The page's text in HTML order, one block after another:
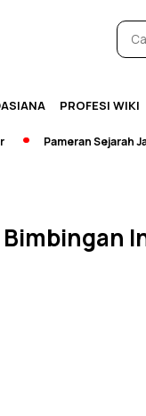
PROFESI WIKI
Pameran Sejarah Jadi
Bimbingan